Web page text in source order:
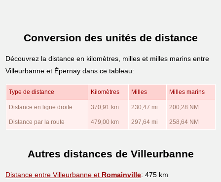
Conversion des unités de distance
Découvrez la distance en kilomètres, milles et milles marins entre
Villeurbanne et Épernay dans ce tableau:
Type de distance Kilomètres Milles Milles marins
Distance en ligne droite 370,91 km 230,47 mi 200,28 NM
Distance par la route 479,00 km 297,64 mi 258,64 NM
Autres distances de Villeurbanne
Distance entre Villeurbanne et Romainville: 475 km